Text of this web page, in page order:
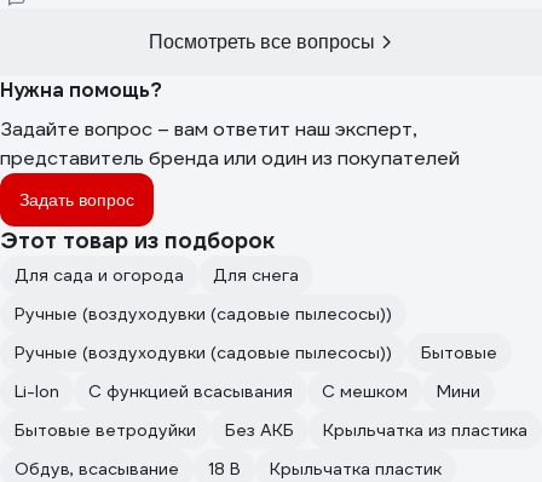
Посмотреть все вопросы
Нужна помощь?
Задайте вопрос – вам ответит наш эксперт,
представитель бренда или один из покупателей
Задать вопрос
Этот товар из подборок
Для сада и огорода
Для снега
Ручные (воздуходувки (садовые пылесосы))
Ручные (воздуходувки (садовые пылесосы))
Бытовые
Li-Ion
С функцией всасывания С мешком
Мини
Бытовые ветродуйки
Без АКБ
Крыльчатка из пластика
Обдув, всасывание
18 В
Крыльчатка пластик